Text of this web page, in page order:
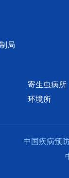
局
寄生虫病所
环境所
中国疾病预